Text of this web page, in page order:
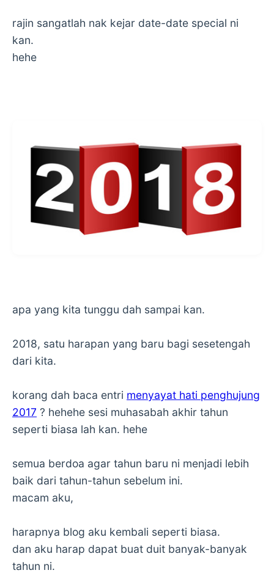
rajin sangatlah nak kejar date-date special ni
kan.
hehe
apa yang kita tunggu dah sampai kan.
2018, satu harapan yang baru bagi sesetengah
dari kita.
korang dah baca entri menyayat hati penghujung
2017 ? hehehe sesi muhasabah akhir tahun
seperti biasa lah kan. hehe
semua berdoa agar tahun baru ni menjadi lebih
baik dari tahun-tahun sebelum ini.
macam aku,
harapnya blog aku kembali seperti biasa.
dan aku harap dapat buat duit banyak-banyak
tahun ni.